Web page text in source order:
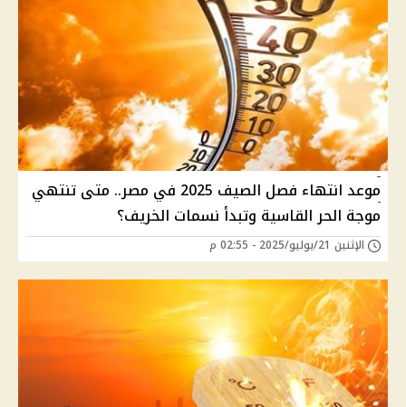
موعد انتهاء فصل الصيف 2025 في مصر.. متى تنتهي
موجة الحر القاسية وتبدأ نسمات الخريف؟
الإثنين 21/يوليو/2025 - 02:55 م